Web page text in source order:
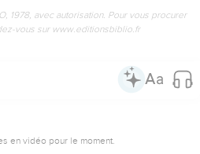
1978, avec autorisation. Pour vous procurer
vous sur www.editionsbiblio.fr
en vidéo pour le moment.